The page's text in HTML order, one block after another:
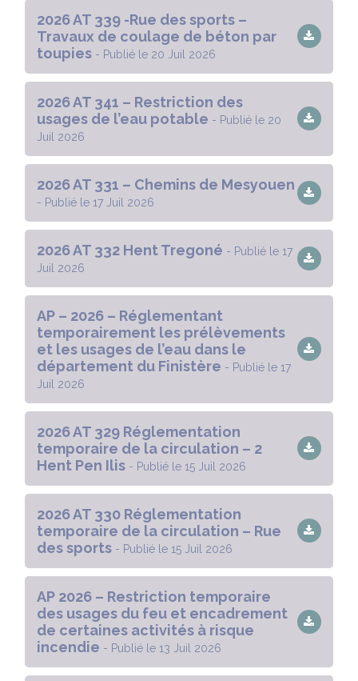
2026 AT 339 -Rue des sports –
Travaux de coulage de béton par
toupies - Publié le 20 Juil 2026
2026 AT 341 – Restriction des
usages de l’eau potable - Publié le 20
Juil 2026
2026 AT 331 – Chemins de Mesyouen
- Publié le 17 Juil 2026
2026 AT 332 Hent Tregoné - Publié le 17
Juil 2026
AP – 2026 – Réglementant
temporairement les prélèvements
et les usages de l’eau dans le
département du Finistère - Publié le 17
Juil 2026
2026 AT 329 Réglementation
temporaire de la circulation – 2
Hent Pen Ilis - Publié le 15 Juil 2026
2026 AT 330 Réglementation
temporaire de la circulation – Rue
des sports - Publié le 15 Juil 2026
AP 2026 – Restriction temporaire
des usages du feu et encadrement
de certaines activités à risque
incendie - Publié le 13 Juil 2026